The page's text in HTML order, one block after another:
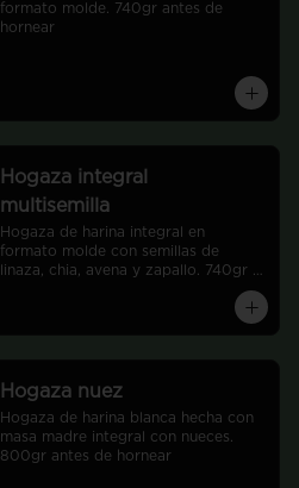
formato molde. 740gr antes de
hornear
Hogaza integral
multisemilla
Hogaza de harina integral en
formato molde con semillas de
linaza, chia, avena y zapallo. 740gr
Hogaza nuez
Hogaza de harina blanca hecha con
masa madre integral con nueces.
800gr antes de hornear